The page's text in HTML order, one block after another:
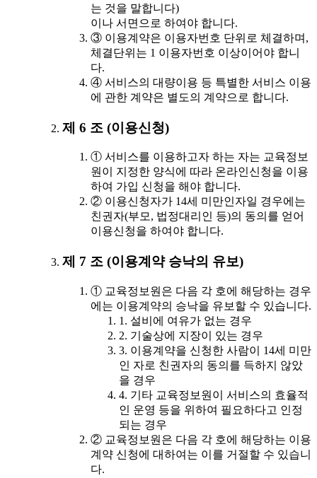
는 것을 말합니다)
이나 서면으로 하여야 합니다.
③ 이용계약은 이용자번호 단위로 체결하며,
체결단위는 1 이용자번호 이상이어야 합니
다.
④ 서비스의 대량이용 등 특별한 서비스 이용
에 관한 계약은 별도의 계약으로 합니다.
제 6 조 (이용신청)
① 서비스를 이용하고자 하는 자는 교육정보
원이 지정한 양식에 따라 온라인신청을 이용
하여 가입 신청을 해야 합니다.
② 이용신청자가 14세 미만인자일 경우에는
친권자(부모, 법정대리인 등)의 동의를 얻어
이용신청을 하여야 합니다.
제 7 조 (이용계약 승낙의 유보)
① 교육정보원은 다음 각 호에 해당하는 경우
에는 이용계약의 승낙을 유보할 수 있습니다.
1. 설비에 여유가 없는 경우
2. 기술상에 지장이 있는 경우
3. 이용계약을 신청한 사람이 14세 미만
인 자로 친권자의 동의를 득하지 않았
을 경우
4. 기타 교육정보원이 서비스의 효율적
인 운영 등을 위하여 필요하다고 인정
되는 경우
② 교육정보원은 다음 각 호에 해당하는 이용
계약 신청에 대하여는 이를 거절할 수 있습니
다.